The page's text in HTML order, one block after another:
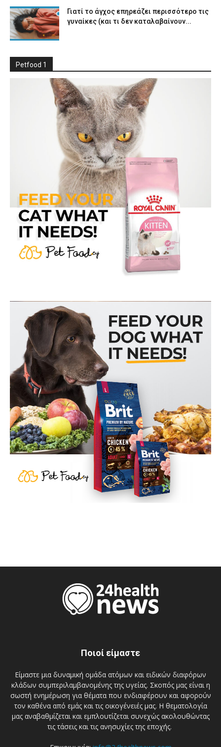
Γιατί το άγχος επηρεάζει περισσότερο τις
γυναίκες (και τι δεν καταλαβαίνουν...
Petfood 1
Ποιοί είμαστε
Είμαστε μια δυναμική ομάδα ατόμων και ειδικών διαφόρων
κλάδων συμπεριλαμβανομένης της υγείας. Σκοπός μας είναι η
σωστή ενημέρωση για θέματα που ενδιαφέρουν και αφορούν
τον καθένα από εμάς και τις οικογένειές μας. Η θεματολογία
μας αναβαθμίζεται και εμπλουτίζεται συνεχώς ακολουθώντας
τις τάσεις και τις ανησυχίες της εποχής.